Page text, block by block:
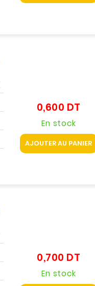
0,600 DT
En stock
AJOUTER AU PANIER
0,700 DT
En stock